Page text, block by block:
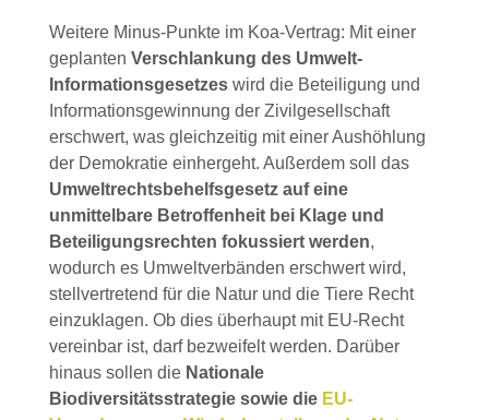
Weitere Minus-Punkte im Koa-Vertrag: Mit einer
geplanten Verschlankung des Umwelt-
Informationsgesetzeswird die Beteiligung und
Informationsgewinnung der Zivilgesellschaft
erschwert, was gleichzeitig mit einer Aushöhlung
der Demokratie einhergeht. Außerdem soll das
Umweltrechtsbehelfsgesetz auf eine
unmittelbare Betroffenheit bei Klage und
Beteiligungsrechten fokussiert werden,
wodurch es Umweltverbänden erschwert wird,
stellvertretend für die Natur und die Tiere Recht
einzuklagen. Ob dies überhaupt mit EU-Recht
vereinbar ist, darf bezweifelt werden. Darüber
hinaus sollen die Nationale
Biodiversitätsstrategie sowie die EU-